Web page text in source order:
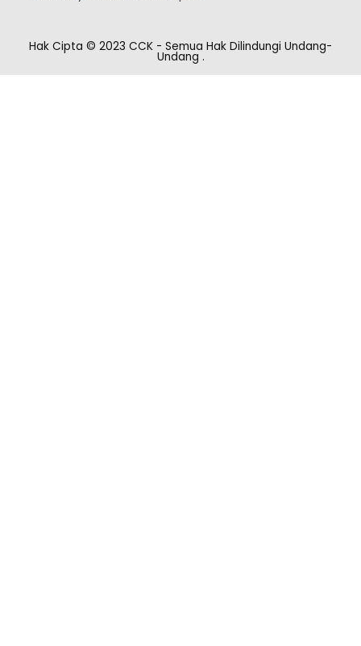
Hak Cipta © 2023 CCK - Semua Hak Dilindungi Undang-
Undang .